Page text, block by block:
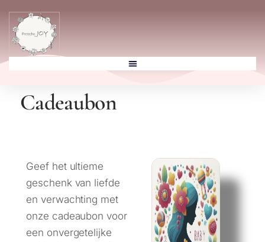
Cadeaubon
Geef het ultieme
geschenk van liefde
en verwachting met
onze cadeaubon voor
een onvergetelijke